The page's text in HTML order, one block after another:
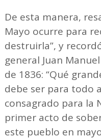
De esta manera,
Mayo ocurre para
destruirla”, y
general Juan
de 1836: “Qué
debe ser para todo
consagrado para la
primer acto de
este pueblo en